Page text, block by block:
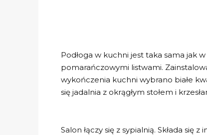
Podłoga w kuchni jest taka sama jak
pomarańczowymi listwami.
wykończenia kuchni wybrano białe
się jadalnia z okrągłym stołem i
Salon łączy się z sypialnią. Składa się